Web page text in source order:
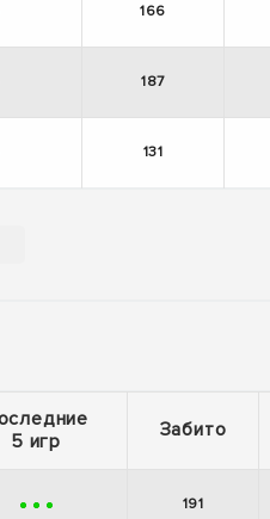
166
187
131
5 игр
Забито
+ + + 191